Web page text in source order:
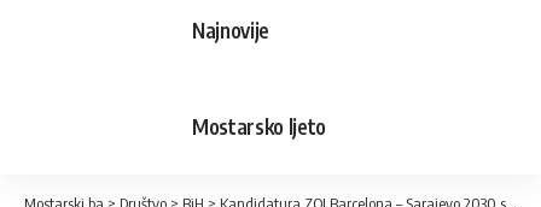
Najnovije
Mostarsko ljeto